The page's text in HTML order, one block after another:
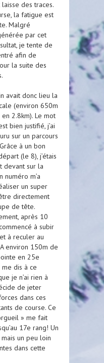
des traces.
la fatigue est
Malgré
par cet
je tente de
afin de
la suite des
avait donc lieu la
(environ 650m
2.8km). Le mot
bien justifié, j’ai
sur un parcours
à un bon
(le 8), j’étais
devant sur la
numéro m’a
un super
directement
de tête.
après 10
à subir
à reculer au
environ 150m de
en 25e
dis à ce
je n’ai rien à
de jeter
dans ces
de course. Ce
» me fait
17e rang! Un
un peu loin
dans cette